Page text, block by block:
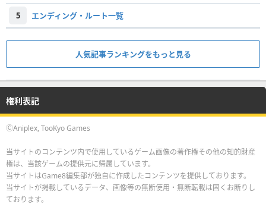
5 エンディング・ルート一覧
人気記事ランキングをもっと見る
権利表記
ⒸAniplex, TooKyo Games
当サイトのコンテンツ内で使用しているゲーム画像の著作権その他の知的財産
権は、当該ゲームの提供元に帰属しています。
当サイトはGame8編集部が独自に作成したコンテンツを提供しております。
当サイトが掲載しているデータ、画像等の無断使用・無断転載は固くお断りし
ております。